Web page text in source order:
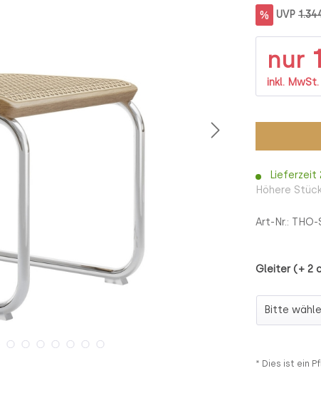
% UVP
nur
inkl.
Lieferzeit
Höhere
Art-Nr.: THO-
Gleiter (+ 2
Gleiter (+ 2
* Dies ist ein